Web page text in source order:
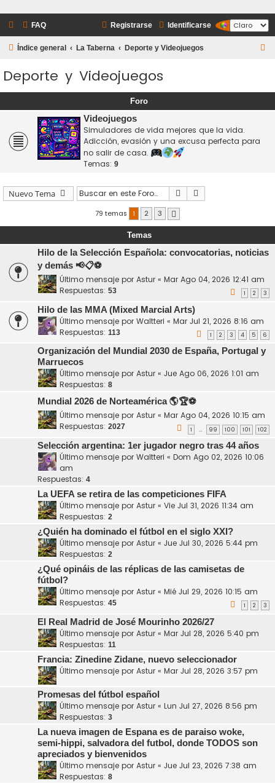
FAQ Identificarse
Registrarse
Índice general La Taberna Deporte y Videojuegos
c
a
Deporte y Videojuegos
Foro
Videojuegos
Simuladores de vida mejores que la vida.
Adicción, evasión y una excusa perfecta para
no salir de casa.
Temas: 9
Nuevo Tema Buscar
79 temas 1 2 3
Temas
Hilo de la Selección Española: convocatorias, noticias
y demás 📢📋⚽️
Último mensaje por Astur « Mar Ago 04, 2026 12:41 am
Respuestas: 53 1 2 3
Hilo de las MMA (Mixed Marcial Arts)
Último mensaje por Waltteri « Mar Jul 21, 2026 8:16 am
Respuestas: 113 1 2 3 4 5 6
Organización del Mundial 2030 de España, Portugal y
Marruecos
Último mensaje por Astur « Jue Ago 06, 2026 1:01 am
Respuestas: 8
Mundial 2026 de Norteamérica 🌎🏆⚽
Último mensaje por Astur « Mar Ago 04, 2026 10:15 am
Respuestas: 2027 1 … 99 100 101 102
Selección argentina: 1er jugador negro tras 44 años
Último mensaje por Waltteri « Dom Ago 02, 2026 10:06
am
Respuestas: 4
La UEFA se retira de las competiciones FIFA
Último mensaje por Astur « Vie Jul 31, 2026 11:34 am
Respuestas: 2
¿Quién ha dominado el fútbol en el siglo XXI?
Último mensaje por Astur « Jue Jul 30, 2026 5:44 pm
Respuestas: 2
¿Qué opináis de las réplicas de las camisetas de
fútbol?
Último mensaje por Astur « Mié Jul 29, 2026 10:15 am
Respuestas: 45 1 2 3
El Real Madrid de José Mourinho 2026/27
Último mensaje por Astur « Mar Jul 28, 2026 5:40 pm
Respuestas: 11
Francia: Zinedine Zidane, nuevo seleccionador
Último mensaje por Astur « Mar Jul 28, 2026 3:57 pm
Promesas del fútbol español
Último mensaje por Astur « Lun Jul 27, 2026 8:56 pm
Respuestas: 3
La nueva imagen de Espana es de paraiso woke,
semi-hippi, salvadora del futbol, donde TODOS son
apreciados y bienvenidos
Último mensaje por Astur « Jue Jul 23, 2026 7:38 am
Respuestas: 8